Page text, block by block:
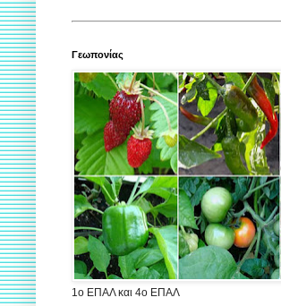
Γεωπονίας
1ο ΕΠΑΛ και 4ο ΕΠΑΛ